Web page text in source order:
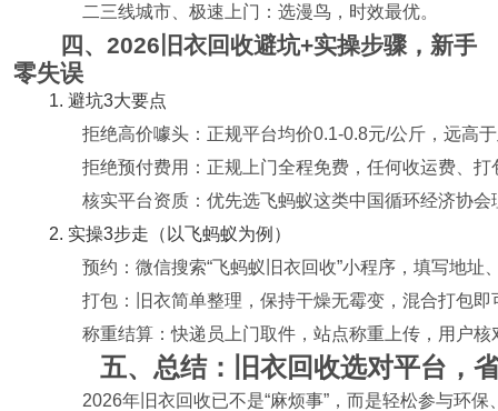
二三线城市、极速上门：选漫鸟，时效最优。
四、2026旧衣回收避坑+实操步骤，新手
零失误
1. 避坑3大要点
拒绝高价噱头：正规平台均价0.1-0.8元/公斤，远高
拒绝预付费用：正规上门全程免费，任何收运费、打
核实平台资质：优先选飞蚂蚁这类中国循环经济协
2. 实操3步走（以飞蚂蚁为例）
预约：微信搜索“飞蚂蚁旧衣回收”小程序，填写地
打包：旧衣简单整理，保持干燥无霉变，混合打包即
称重结算：快递员上门取件，站点称重上传，用户
五、总结：旧衣回收选对平台，
2026年旧衣回收已不是“麻烦事”，而是轻松参与环